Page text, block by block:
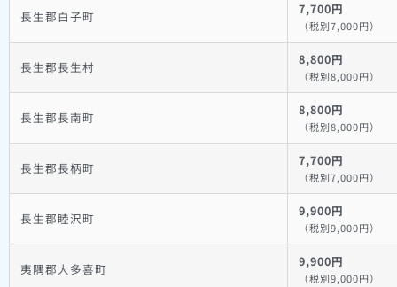
長生郡白子町 7,700円
（税別7,000円）
長生郡長生村 8,800円
（税別8,000円）
長生郡長南町 8,800円
（税別8,000円）
長生郡長柄町 7,700円
（税別7,000円）
長生郡睦沢町 9,900円
（税別9,000円）
夷隅郡大多喜町 9,900円
（税別9,000円）